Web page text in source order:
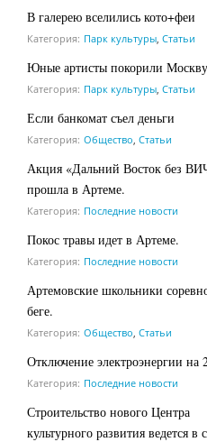
В галерею вселились кото+феи
Категория: Парк культуры Статьи
Юные артисты покорили Москву
Категория: Парк культуры Статьи
Если банкомат съел деньги
Категория: Общество Статьи
Акция «Дальний Восток без
прошла в Артеме.
Категория: Последние новости
Покос травы идет в Артеме.
Категория: Последние новости
Артемовские школьники
беге.
Категория: Общество Статьи
Отключение электроэнергии на
Категория: Последние новости
Строительство нового Центра
культурного развития ведется в